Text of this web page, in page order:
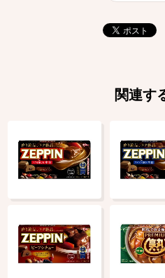
関連す